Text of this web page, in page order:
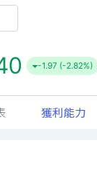
-1.97 (-2.82%)
獲利能力